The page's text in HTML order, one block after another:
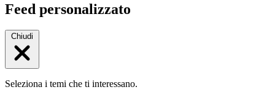
Feed personalizzato
Chiudi
Seleziona i temi che ti interessano.